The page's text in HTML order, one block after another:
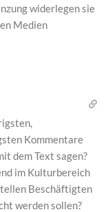
widerlegen sie
Medien
Kommentare
dem Text sagen?
im Kulturbereich
Beschäftigten
werden sollen?